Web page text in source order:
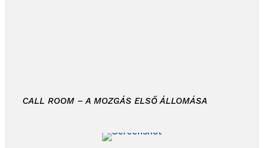
CALL ROOM – A MOZGÁS ELSŐ ÁLLOMÁSA